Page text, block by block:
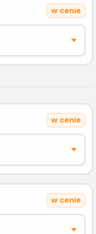
w cenie
w cenie
w cenie